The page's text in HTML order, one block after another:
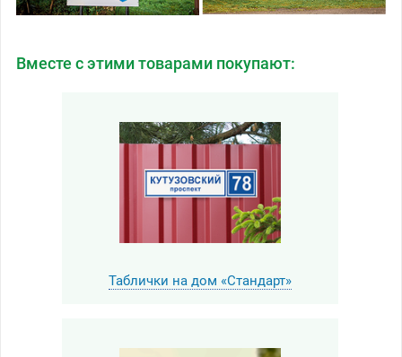
Вместе с этими товарами покупают:
Таблички на дом «Стандарт»